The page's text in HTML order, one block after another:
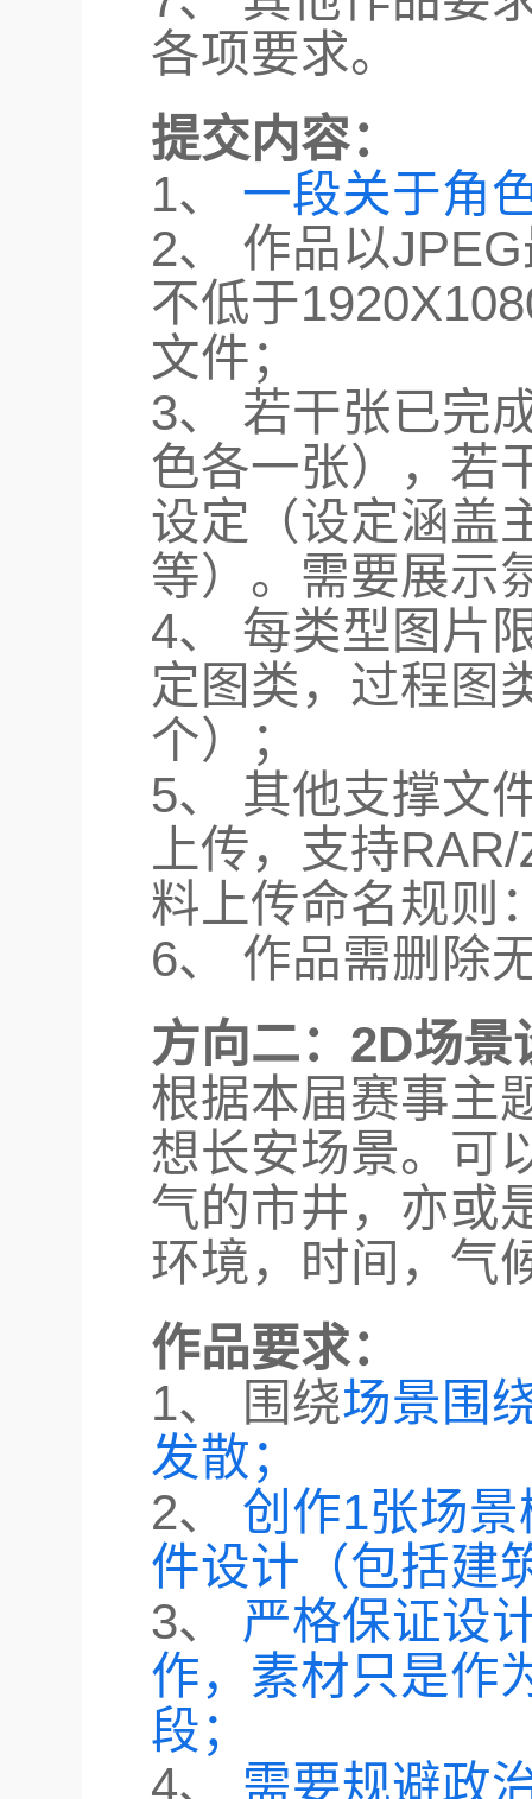
各项要求。
提交内容：
1、 一段关于角
2、 作品以
不低于
文件；
3、 若干张已完
色各一张），若
设定（设定涵盖
等）。需要展示
4、 每类型图片
定图类，过程图
个）；
5、 其他支撑文
上传，支持
料上传命名规则
6、 作品需删除
方向二：2D场景
根据本届赛事主
想长安场景。可
气的市井，亦或
环境，时间，气
作品要求：
1、 围绕场景围
发散；
2、 创作1张场
件设计（包括建
3、 严格保证设
作，素材只是作
段；
4、 需要规避政